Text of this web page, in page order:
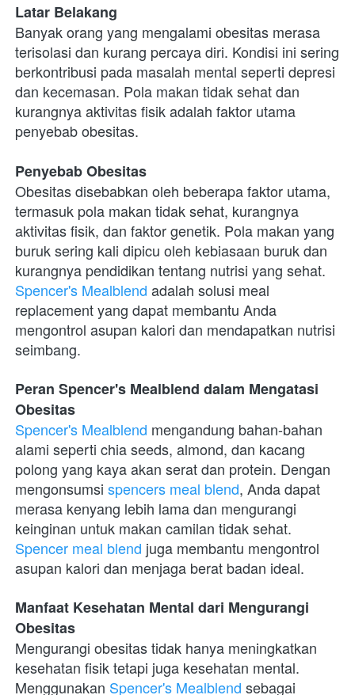
Latar Belakang
Banyak orang yang mengalami obesitas merasa
terisolasi dan kurang percaya diri. Kondisi ini sering
berkontribusi pada masalah mental seperti depresi
dan kecemasan. Pola makan tidak sehat dan
kurangnya aktivitas fisik adalah faktor utama
penyebab obesitas.
Penyebab Obesitas
Obesitas disebabkan oleh beberapa faktor utama,
termasuk pola makan tidak sehat, kurangnya
aktivitas fisik, dan faktor genetik. Pola makan yang
buruk sering kali dipicu oleh kebiasaan buruk dan
Spencer's Mealblend adalah solusi meal
replacement yang dapat membantu Anda
mengontrol asupan kalori dan mendapatkan nutrisi
seimbang.
Peran Spencer's Mealblend dalam Mengatasi
Obesitas
Spencer's Mealblend mengandung bahan-bahan
alami seperti chia seeds, almond, dan kacang
polong yang kaya akan serat dan protein. Dengan
mengonsumsi spencers meal blend, Anda dapat
merasa kenyang lebih lama dan mengurangi
Spencer meal blend juga membantu mengontrol
asupan kalori dan menjaga berat badan ideal.
Manfaat Kesehatan Mental dari Mengurangi
Obesitas
Mengurangi obesitas tidak hanya meningkatkan
kesehatan fisik tetapi juga kesehatan mental.
Menggunakan Spencer's Mealblend sebagai